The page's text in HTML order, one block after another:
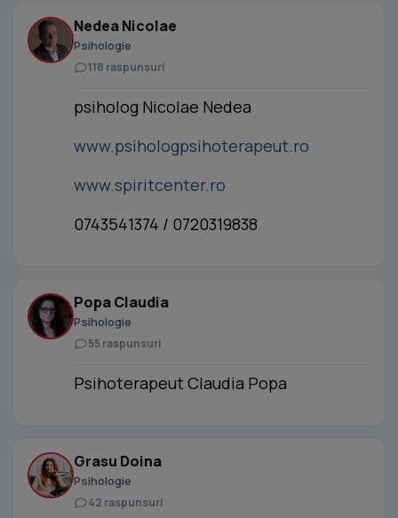
Nedea Nicolae
Psihologie
118 raspunsuri
psiholog Nicolae Nedea
www.psihologpsihoterapeut.ro
www.spiritcenter.ro
0743541374 / 0720319838
Popa Claudia
Psihologie
55 raspunsuri
Psihoterapeut Claudia Popa
Grasu Doina
Psihologie
42 raspunsuri